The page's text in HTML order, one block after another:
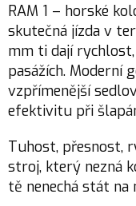
RAM 1 – horské
skutečná jízda v
mm ti dají
pasážích. Moderní
vzpřímenější
efektivitu při
Tuhost, přesnost,
stroj, který nezná
tě nenechá stát na